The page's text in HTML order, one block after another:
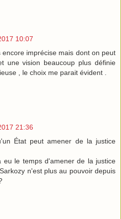
10:07
imprécise mais dont on peut
une vision beaucoup plus définie
, le choix me parait évident .
21:36
État peut amener de la justice
eu le temps d'amener de la justice
n'est plus au pouvoir depuis